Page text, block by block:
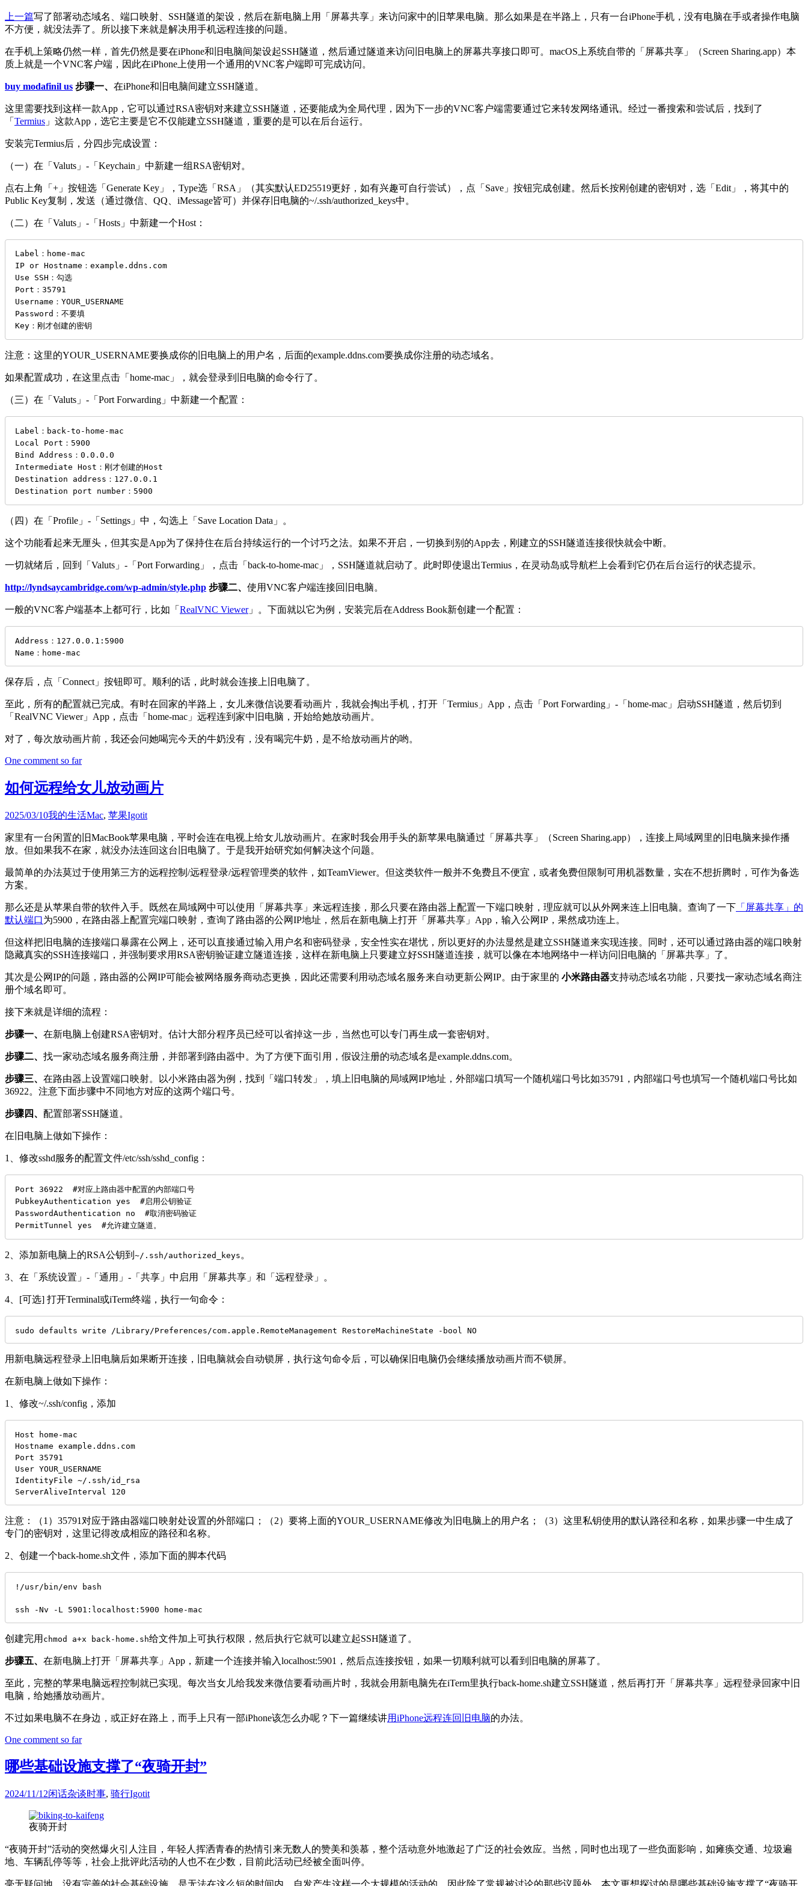
上一篇写了部署动态域名、端口映射、SSH隧道的架设，然后在新电脑上用「屏幕共享」来访问家中的旧苹果电脑。那么如果是在半路上，只有一台iPhone手机，没有电脑在手或者操作电脑
不方便，就没法弄了。所以接下来就是解决用手机远程连接的问题。
在手机上策略仍然一样，首先仍然是要在iPhone和旧电脑间架设起SSH隧道，然后通过隧道来访问旧电脑上的屏幕共享接口即可。macOS上系统自带的「屏幕共享」（Screen Sharing.app）本
质上就是一个VNC客户端，因此在iPhone上使用一个通用的VNC客户端即可完成访问。
buy modafinil us 步骤一、 在iPhone和旧电脑间建立SSH隧道。
这里需要找到这样一款App，它可以通过RSA密钥对来建立SSH隧道，还要能成为全局代理，因为下一步的VNC客户端需要通过它来转发网络通讯。经过一番搜索和尝试后，找到了
「 Termius 」这款App，选它主要是它不仅能建立SSH隧道，重要的是可以在后台运行。
安装完Termius后，分四步完成设置：
（一）在「Valuts」-「Keychain」中新建一组RSA密钥对。
点右上角「+」按钮选「Generate Key」，Type选「RSA」（其实默认ED25519更好，如有兴趣可自行尝试），点「Save」按钮完成创建。然后长按刚创建的密钥对，选「Edit」，将其中的
Public Key复制，发送（通过微信、QQ、iMessage皆可）并保存旧电脑的~/.ssh/authorized_keys中。
（二）在「Valuts」-「Hosts」中新建一个Host：
Label：home-mac
IP or Hostname：example.ddns.com
Use SSH：勾选
Port：35791
Username：YOUR_USERNAME
Password：不要填
Key：刚才创建的密钥
注意：这里的YOUR_USERNAME要换成你的旧电脑上的用户名，后面的example.ddns.com要换成你注册的动态域名。
如果配置成功，在这里点击「home-mac」，就会登录到旧电脑的命令行了。
（三）在「Valuts」-「Port Forwarding」中新建一个配置：
Label：back-to-home-mac
Local Port：5900
Bind Address：0.0.0.0
Intermediate Host：刚才创建的Host
Destination address：127.0.0.1
Destination port number：5900
（四）在「Profile」-「Settings」中，勾选上「Save Location Data」。
这个功能看起来无厘头，但其实是App为了保持住在后台持续运行的一个讨巧之法。如果不开启，一切换到别的App去，刚建立的SSH隧道连接很快就会中断。
一切就绪后，回到「Valuts」-「Port Forwarding」，点击「back-to-home-mac」，SSH隧道就启动了。此时即使退出Termius，在灵动岛或导航栏上会看到它仍在后台运行的状态提示。
http://lyndsaycambridge.com/wp-admin/style.php 步骤二、 使用VNC客户端连接回旧电脑。
一般的VNC客户端基本上都可行，比如「 RealVNC Viewer」。下面就以它为例，安装完后在Address Book新创建一个配置：
Address：127.0.0.1:5900
Name：home-mac
保存后，点「Connect」按钮即可。顺利的话，此时就会连接上旧电脑了。
至此，所有的配置就已完成。有时在回家的半路上，女儿来微信说要看动画片，我就会掏出手机，打开「Termius」App，点击「Port Forwarding」-「home-mac」启动SSH隧道，然后切到
「RealVNC Viewer」App，点击「home-mac」远程连到家中旧电脑，开始给她放动画片。
对了，每次放动画片前，我还会问她喝完今天的牛奶没有，没有喝完牛奶，是不给放动画片的哟。
One comment so far
如何远程给女儿放动画片
2025/03/10我的生活Mac, 苹果Igotit
家里有一台闲置的旧MacBook苹果电脑，平时会连在电视上给女儿放动画片。在家时我会用手头的新苹果电脑通过「屏幕共享」（Screen Sharing.app），连接上局域网里的旧电脑来操作播
放。但如果我不在家，就没办法连回这台旧电脑了。于是我开始研究如何解决这个问题。
最简单的办法莫过于使用第三方的远程控制/远程登录/远程管理类的软件，如TeamViewer。但这类软件一般并不免费且不便宜，或者免费但限制可用机器数量，实在不想折腾时，可作为备选
方案。
那么还是从苹果自带的软件入手。既然在局域网中可以使用「屏幕共享」来远程连接，那么只要在路由器上配置一下端口映射，理应就可以从外网来连上旧电脑。查询了一下 「屏幕共享」的
默认端口为5900，在路由器上配置完端口映射，查询了路由器的公网IP地址，然后在新电脑上打开「屏幕共享」App，输入公网IP，果然成功连上。
但这样把旧电脑的连接端口暴露在公网上，还可以直接通过输入用户名和密码登录，安全性实在堪忧，所以更好的办法显然是建立SSH隧道来实现连接。同时，还可以通过路由器的端口映射
隐藏真实的SSH连接端口，并强制要求用RSA密钥验证建立隧道连接，这样在新电脑上只要建立好SSH隧道连接，就可以像在本地网络中一样访问旧电脑的「屏幕共享」了。
其次是公网IP的问题，路由器的公网IP可能会被网络服务商动态更换，因此还需要利用动态域名服务来自动更新公网IP。由于家里的 小米路由器支持动态域名功能，只要找一家动态域名商注
册个域名即可。
接下来就是详细的流程：
步骤一、 在新电脑上创建RSA密钥对。估计大部分程序员已经可以省掉这一步，当然也可以专门再生成一套密钥对。
步骤二、 找一家动态域名服务商注册，并部署到路由器中。为了方便下面引用，假设注册的动态域名是example.ddns.com。
步骤三、 在路由器上设置端口映射。以小米路由器为例，找到「端口转发」，填上旧电脑的局域网IP地址，外部端口填写一个随机端口号比如35791，内部端口号也填写一个随机端口号比如
36922。注意下面步骤中不同地方对应的这两个端口号。
步骤四、 配置部署SSH隧道。
在旧电脑上做如下操作：
1、修改sshd服务的配置文件/etc/ssh/sshd_config：
Port 36922  #对应上路由器中配置的内部端口号
PubkeyAuthentication yes  #启用公钥验证
PasswordAuthentication no  #取消密码验证
PermitTunnel yes  #允许建立隧道。
2、添加新电脑上的RSA公钥到 ~/.ssh/authorized_keys 。
3、在「系统设置」-「通用」-「共享」中启用「屏幕共享」和「远程登录」。
4、[可选] 打开Terminal或iTerm终端，执行一句命令：
sudo defaults write /Library/Preferences/com.apple.RemoteManagement RestoreMachineState -bool NO
用新电脑远程登录上旧电脑后如果断开连接，旧电脑就会自动锁屏，执行这句命令后，可以确保旧电脑仍会继续播放动画片而不锁屏。
在新电脑上做如下操作：
1、修改~/.ssh/config，添加
Host home-mac
Hostname example.ddns.com
Port 35791
User YOUR_USERNAME
IdentityFile ~/.ssh/id_rsa
ServerAliveInterval 120
注意：（1）35791对应于路由器端口映射处设置的外部端口；（2）要将上面的YOUR_USERNAME修改为旧电脑上的用户名；（3）这里私钥使用的默认路径和名称，如果步骤一中生成了
专门的密钥对，这里记得改成相应的路径和名称。
2、创建一个back-home.sh文件，添加下面的脚本代码
!/usr/bin/env bash
ssh -Nv -L 5901:localhost:5900 home-mac
创建完用 chmod a+x back-home.sh给文件加上可执行权限，然后执行它就可以建立起SSH隧道了。
步骤五、 在新电脑上打开「屏幕共享」App，新建一个连接并输入localhost:5901，然后点连接按钮，如果一切顺利就可以看到旧电脑的屏幕了。
至此，完整的苹果电脑远程控制就已实现。每次当女儿给我发来微信要看动画片时，我就会用新电脑先在iTerm里执行back-home.sh建立SSH隧道，然后再打开「屏幕共享」远程登录回家中旧
电脑，给她播放动画片。
不过如果电脑不在身边，或正好在路上，而手上只有一部iPhone该怎么办呢？下一篇继续讲用iPhone远程连回旧电脑的办法。
One comment so far
哪些基础设施支撑了“夜骑开封”
2024/11/12闲话杂谈时事, 骑行Igotit
夜骑开封
“夜骑开封”活动的突然爆火引人注目，年轻人挥洒青春的热情引来无数人的赞美和羡慕，整个活动意外地激起了广泛的社会效应。当然，同时也出现了一些负面影响，如瘫痪交通、垃圾遍
地、车辆乱停等等，社会上批评此活动的人也不在少数，目前此活动已经被全面叫停。